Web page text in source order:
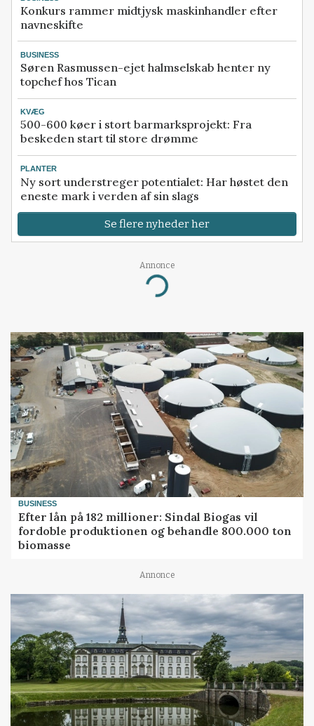
Konkurs rammer midtjysk maskinhandler efter
navneskifte
BUSINESS
Søren Rasmussen-ejet halmselskab henter ny
topchef hos Tican
KVÆG
500-600 køer i stort barmarksprojekt: Fra
beskeden start til store drømme
PLANTER
Ny sort understreger potentialet: Har høstet den
eneste mark i verden af sin slags
Se flere nyheder her
Annonce
Loading...
BUSINESS
Efter lån på 182 millioner: Sindal Biogas vil
fordoble produktionen og behandle 800.000 ton
biomasse
Annonce